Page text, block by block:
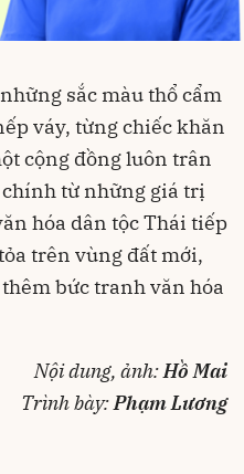
sắc màu thổ cẩm
váy, từng chiếc khăn
cộng đồng luôn trân
từ những giá trị
hóa dân tộc Thái tiếp
trên vùng đất mới,
bức tranh văn hóa
Nội dung, ảnh:Hồ Mai
Trình bày:Phạm Lương